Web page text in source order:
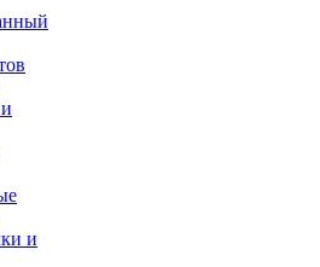
и